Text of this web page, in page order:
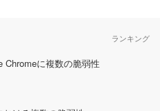
ランキング
Chromeに複数の脆弱性